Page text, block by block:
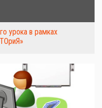
урока в рамках